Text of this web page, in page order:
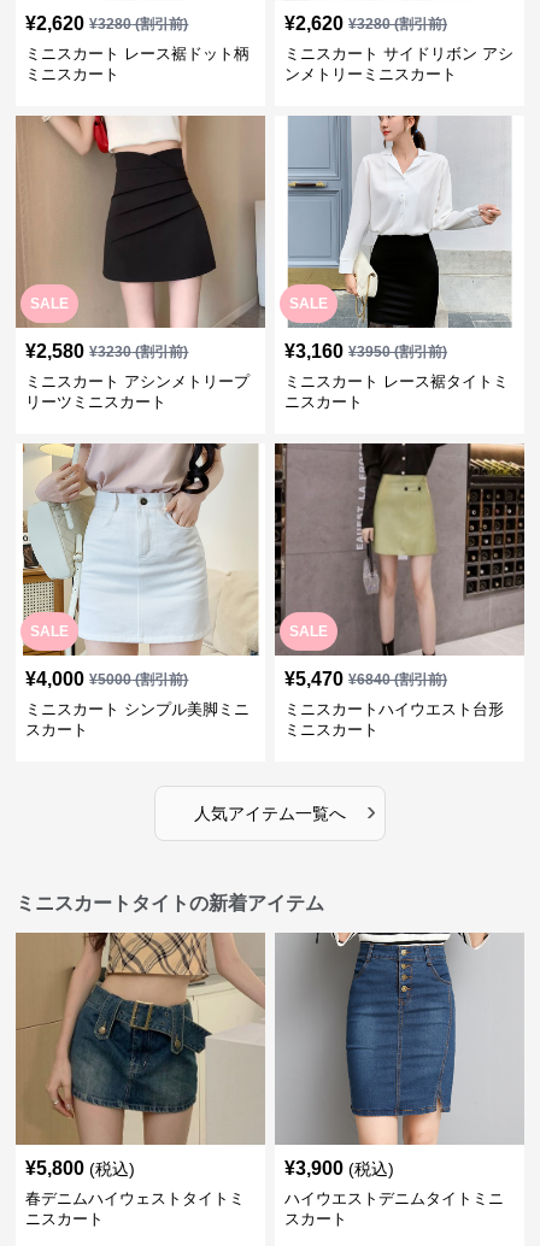
¥2,620 ¥3280(割引前)
ミニスカート レース裾ドット柄
ミニスカート
¥2,620 ¥3280(割引前)
ミニスカート サイドリボン アシ
ンメトリーミニスカート
SALE
¥2,580 ¥3230(割引前)
ミニスカート アシンメトリープ
リーツミニスカート
SALE
¥3,160 ¥3950(割引前)
ミニスカート レース裾タイトミ
ニスカート
SALE
¥4,000 ¥5000(割引前)
ミニスカート シンプル美脚ミニ
スカート
SALE
¥5,470 ¥6840(割引前)
ミニスカートハイウエスト台形
ミニスカート
人気アイテム一覧へ ›
ミニスカートタイトの新着アイテム
¥5,800 (税込)
春デニムハイウェストタイトミ
ニスカート
¥3,900 (税込)
ハイウエストデニムタイトミニ
スカート